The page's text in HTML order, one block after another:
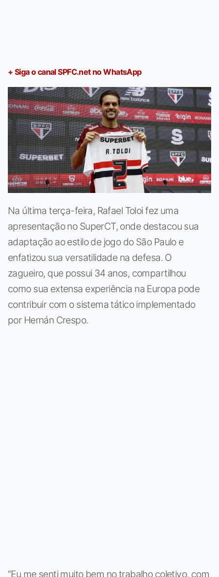
+ Siga o canal SPFC.net no WhatsApp
Na última terça-feira, Rafael Toloi fez uma
apresentação no SuperCT, onde destacou sua
adaptação ao estilo de jogo do São Paulo e
enfatizou sua versatilidade na defesa. O
zagueiro, que possui 34 anos, compartilhou
como sua extensa experiência na Europa pode
contribuir com o sistema tático implementado
por Hernán Crespo.
“Eu me senti muito bem no trabalho coletivo, com